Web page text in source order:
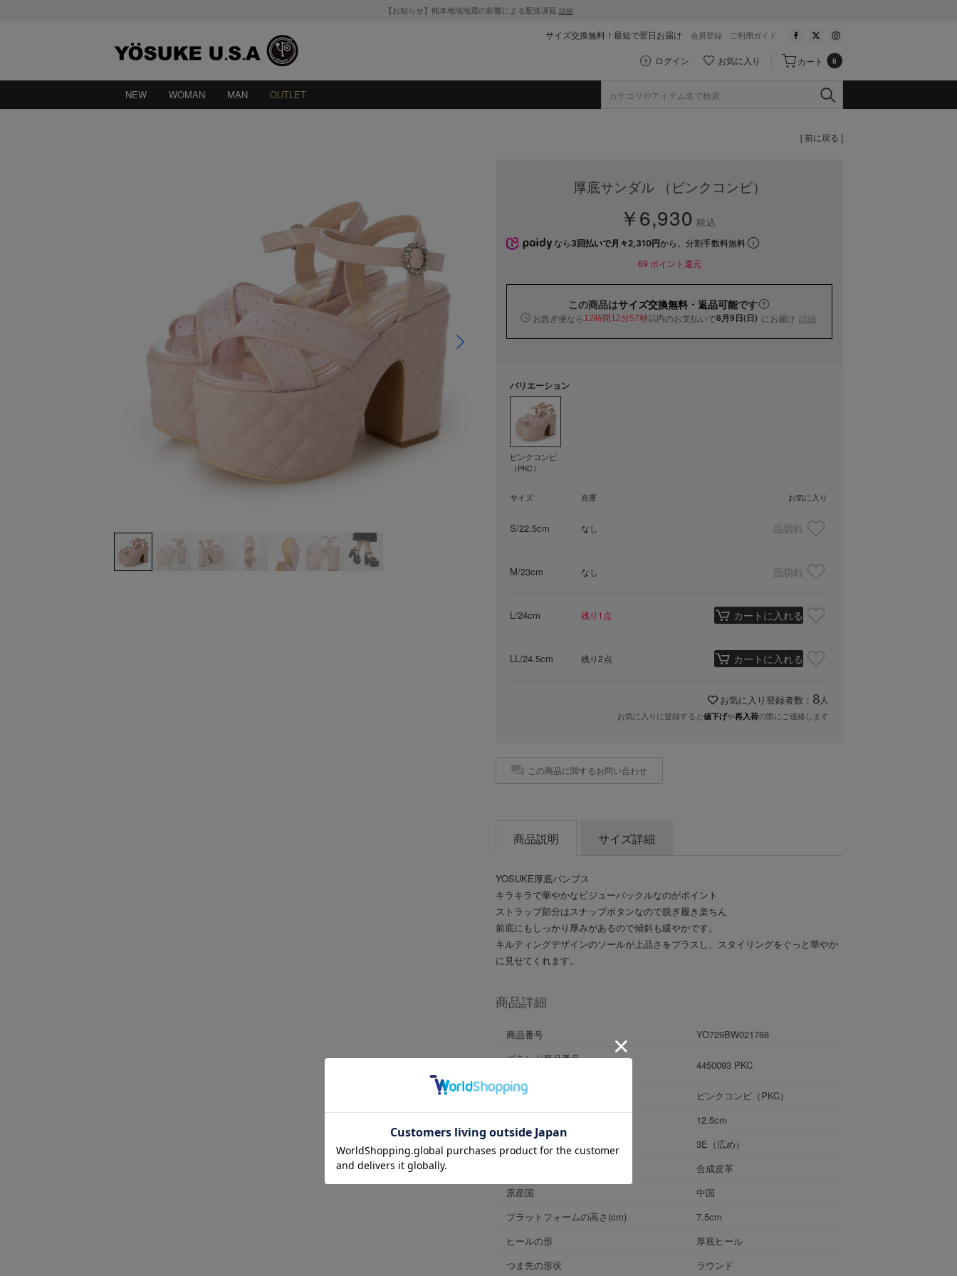
【お知らせ】熊本地域地震の影響による配送遅延 詳細
サイズ交換無料！最短で翌日お届け 会員登録 ご利用ガイド
ログイン お気に入り カート 0
NEW WOMAN MAN OUTLET
[ 前に戻る ]
厚底サンダル （ピンクコンビ）
￥6,930 税込
なら 3回払いで月々2,310円から。分割手数料無料
69 ポイント還元
この商品はサイズ交換無料・返品可能です
お急ぎ便なら 12時間12分56秒以内のお支払いで8月9日(日) にお届け 詳細
バリエーション
ピンクコンビ
（PKC）
サイズ 在庫 お気に入り
S/22.5cm なし 品切れ
M/23cm なし 品切れ
L/24cm 残り1点 カートに入れる
LL/24.5cm 残り2点 カートに入れる
お気に入り登録者数： 8 人
お気に入りに登録すると値下げや再入荷の際にご連絡します
この商品に関するお問い合わせ
商品説明 サイズ詳細
YOSUKE厚底パンプス
キラキラで華やかなビジューバックルなのがポイント
ストラップ部分はスナップボタンなので脱ぎ履き楽ちん
前底にもしっかり厚みがあるので傾斜も緩やかです。
キルティングデザインのソールが上品さをプラスし、スタイリングをぐっと華やか
に見せてくれます。
商品詳細
商品番号
YO729BW021768
ブランド商品番号
4450093 PKC
色
ピンクコンビ（PKC）
12.5cm
靴幅
3E（広め）
合成皮革
原産国
中国
プラットフォームの高さ(cm)
7.5cm
ヒールの形
厚底ヒール
つま先の形状
ラウンド